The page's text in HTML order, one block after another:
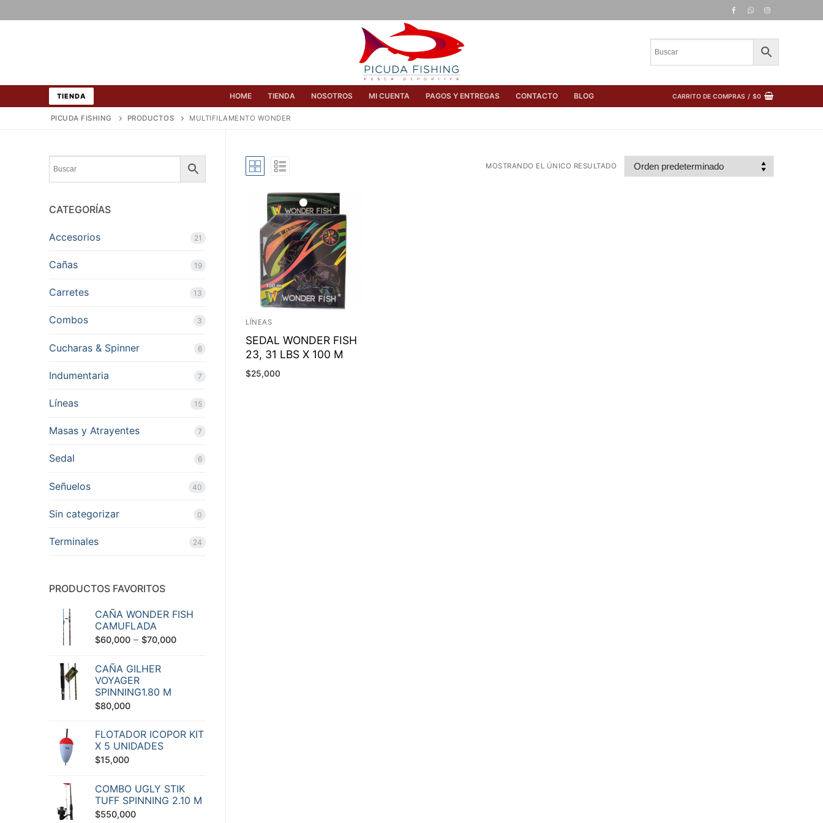
al
TIENDA HOME TIENDA NOSOTROS MI CUENTA PAGOS Y ENTREGAS CONTACTO BLOG CARRITO DE COMPRAS / $0
PICUDA FISHING PRODUCTOS MULTIFILAMENTO WONDER
MOSTRANDO EL ÚNICO RESULTADO
LÍNEAS
SEDAL WONDER FISH
23, 31 LBS X 100 M
$25,000
CATEGORÍAS
Accesorios 21
Cañas 19
Carretes 13
Combos 3
Cucharas & Spinner 6
Indumentaria 7
Líneas 15
Masas y Atrayentes 7
Sedal 6
Señuelos 40
Sin categorizar 0
Terminales 24
PRODUCTOS FAVORITOS
CAÑA WONDER FISH
CAMUFLADA
$60,000 – $70,000
CAÑA GILHER
VOYAGER
SPINNING1.80 M
$80,000
FLOTADOR ICOPOR KIT
X 5 UNIDADES
$15,000
COMBO UGLY STIK
TUFF SPINNING 2.10 M
$550,000